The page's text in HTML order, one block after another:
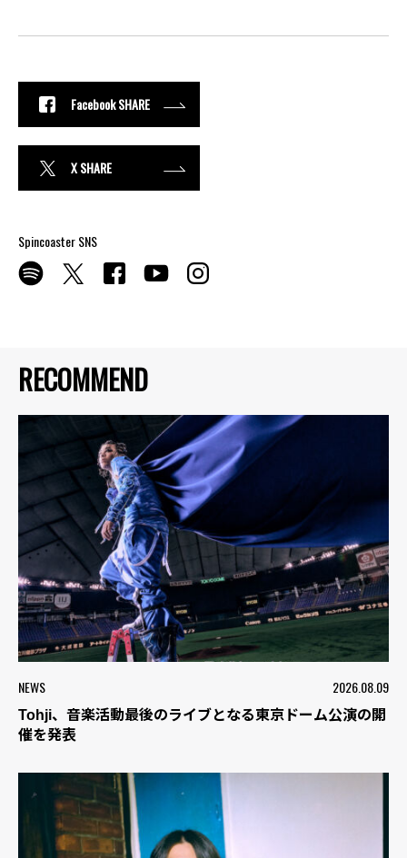
RECOMMEND
NEWS 2026.08.09
Tohji、音楽活動最後のライブとなる東京ドーム公演の開
催を発表
Facebook SHARE
X SHARE
Spincoaster SNS